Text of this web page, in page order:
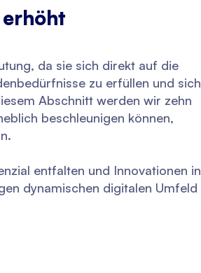
da sie sich direkt auf die
zu erfüllen und sich
Abschnitt werden wir zehn
beschleunigen können,
entfalten und Innovationen in
dynamischen digitalen Umfeld